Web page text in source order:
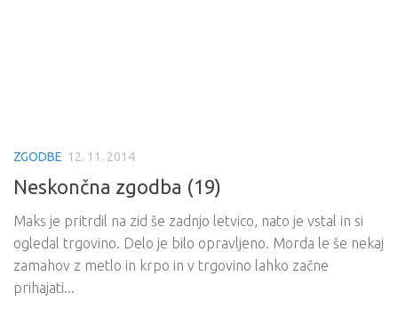
ZGODBE 12. 11. 2014
Neskončna zgodba (19)
Maks je pritrdil na zid še zadnjo letvico, nato je vstal in si
ogledal trgovino. Delo je bilo opravljeno. Morda le še nekaj
zamahov z metlo in krpo in v trgovino lahko začne
prihajati...